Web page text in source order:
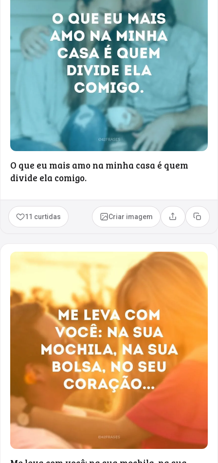
O que eu mais amo na minha casa é quem
divide ela comigo.
11 curtidas Criar imagem Compartilhar
Copiar